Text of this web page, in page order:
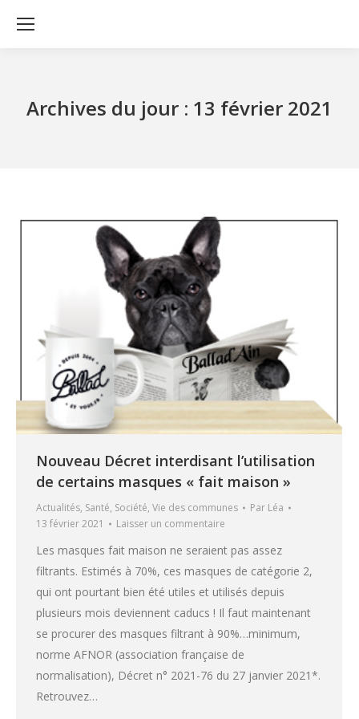
Archives du jour : 13 février 2021
Nouveau Décret interdisant l’utilisation
de certains masques « fait maison »
Actualités, Santé, Société, Vie des communes Par Léa
13 février 2021
Laisser un commentaire
Les masques fait maison ne seraient pas assez
filtrants. Estimés à 70%, ces masques de catégorie 2,
qui ont pourtant bien été utiles et utilisés depuis
plusieurs mois deviennent caducs ! Il faut maintenant
se procurer des masques filtrant à 90%…minimum,
norme AFNOR (association française de
normalisation), Décret n° 2021-76 du 27 janvier 2021*.
Retrouvez…